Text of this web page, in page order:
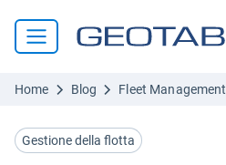
Home Blog Fleet Management
Gestione della flotta